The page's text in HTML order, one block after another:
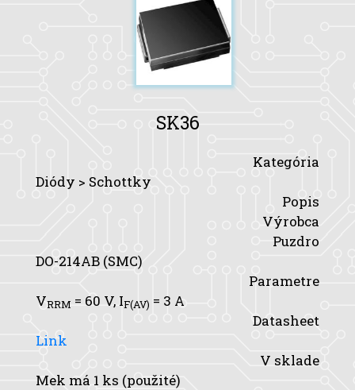
SK36
Kategória
Diódy > Schottky
Popis
Výrobca
Puzdro
DO-214AB (SMC)
Parametre
VRRM = 60 V, IF(AV) = 3 A
Datasheet
Link
V sklade
Mek má 1 ks (použité)